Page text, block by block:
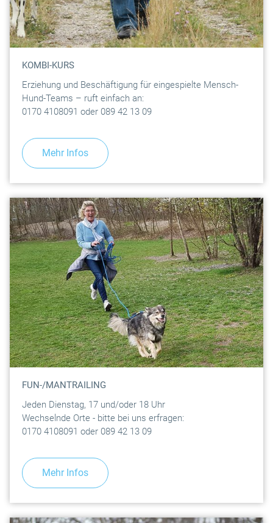
KOMBI-KURS
Erziehung und Beschäftigung für eingespielte Mensch-
Hund-Teams – ruft einfach an:
0170 4108091 oder 089 42 13 09
Mehr Infos
FUN-/MANTRAILING
Jeden Dienstag, 17 und/oder 18 Uhr
Wechselnde Orte - bitte bei uns erfragen:
0170 4108091 oder 089 42 13 09
Mehr Infos